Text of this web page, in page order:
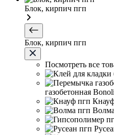
Блок, кирпич пгп
Блок, кирпич пгп
Посмотреть все
газобетонная